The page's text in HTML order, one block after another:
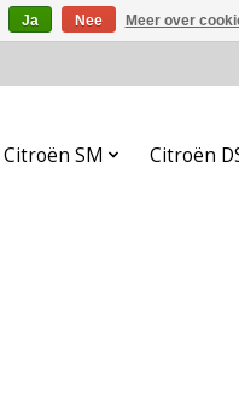
Citroën SM Citroën
Ja Nee Meer over